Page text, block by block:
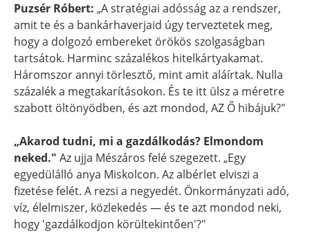
Puzsér Róbert: „A stratégiai adósság az a rendszer,
amit te és a bankárhaverjaid úgy terveztetek meg,
hogy a dolgozó embereket örökös szolgaságban
tartsátok. Harminc százalékos hitelkártyakamat.
Háromszor annyi törlesztő, mint amit aláírtak. Nulla
százalék a megtakarításokon. És te itt ülsz a méretre
szabott öltönyödben, és azt mondod, AZ Ő hibájuk?"
„Akarod tudni, mi a gazdálkodás? Elmondom
neked." Az ujja Mészáros felé szegezett. „Egy
egyedülálló anya Miskolcon. Az albérlet elviszi a
fizetése felét. A rezsi a negyedét. Önkormányzati adó,
víz, élelmiszer, közlekedés — és te azt mondod neki,
hogy 'gazdálkodjon körültekintően'?"